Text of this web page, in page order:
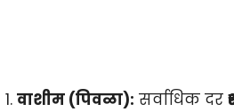
वाशीम (पिवळा): सर्वाधिक दर